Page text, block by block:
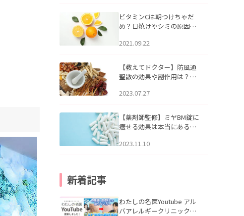
ビタミンCは朝つけちゃだ
め？日焼けやシミの原因に
2021.09.22
【教えてドクター】防風通
聖散の効果や副作用は？長
2023.07.27
【薬剤師監修】ミヤBM錠に
痩せる効果は本当にある
2023.11.10
新着記事
わたしの名医Youtube アル
バアレルギークリニック札